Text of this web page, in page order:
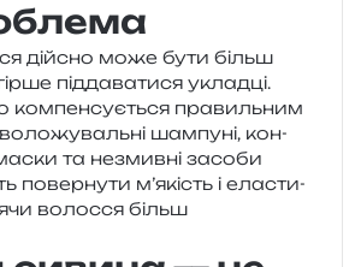
дій­сно може бути більш
під­да­ва­ти­ся уклад­ці.
ком­пен­су­є­ться пра­виль­ним
шам­пу­ні, кон­
та незмив­ні засо­би
повер­ну­ти м’якість і ела­сти­
волос­ся більш